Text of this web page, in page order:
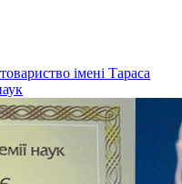
імені Тараса